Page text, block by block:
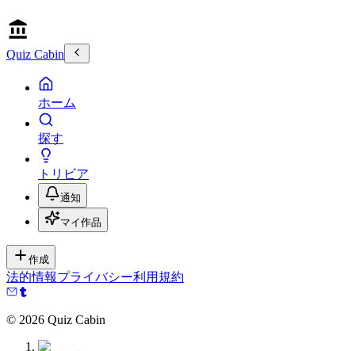
Quiz Cabin
ホーム
探す
トリビア
通知
マイ作品
作成
法的情報プライバシー利用規約
© 2026 Quiz Cabin